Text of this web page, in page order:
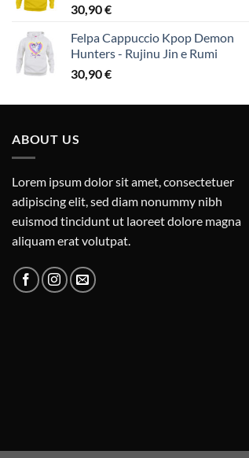
30,90€
Felpa Cappuccio Kpop Demon
Hunters - Rujinu Jin e Rumi
30,90€
ABOUT US
Lorem ipsum dolor sit amet, consectetuer
adipiscing elit, sed diam nonummy nibh
euismod tincidunt ut laoreet dolore magna
aliquam erat volutpat.